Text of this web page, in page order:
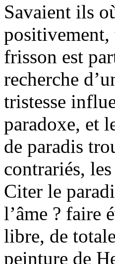
Savaient ils
positivement,
frisson est
recherche
tristesse
paradoxe, et
de paradis
contrariés,
Citer le
l’âme ? faire
libre, de
peinture de